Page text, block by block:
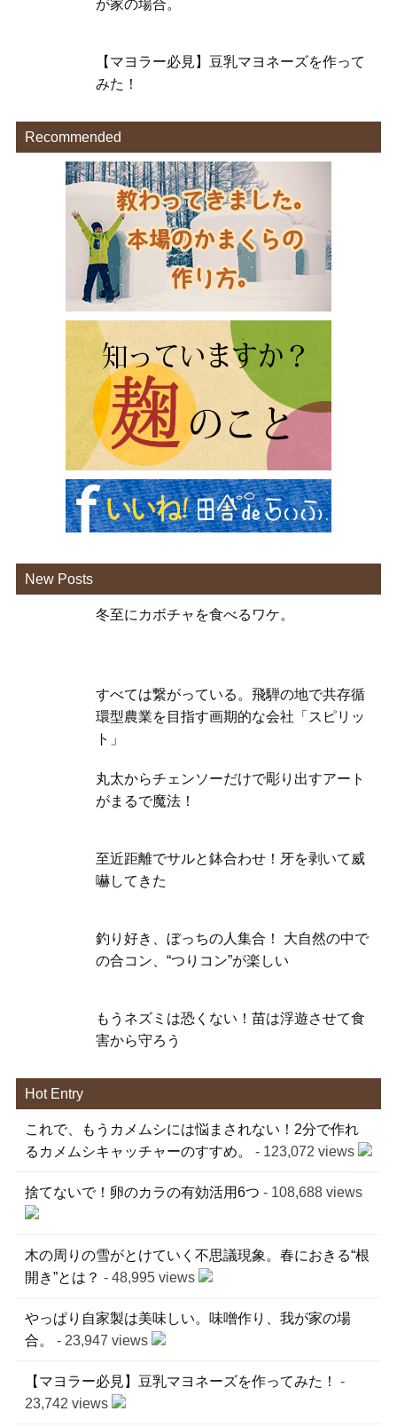
が家の場合。
【マヨラー必見】豆乳マヨネーズを作って
みた！
Recommended
New Posts
冬至にカボチャを食べるワケ。
すべては繋がっている。飛騨の地で共存循
環型農業を目指す画期的な会社「スピリッ
ト」
丸太からチェンソーだけで彫り出すアート
がまるで魔法！
至近距離でサルと鉢合わせ！牙を剥いて威
嚇してきた
釣り好き、ぼっちの人集合！ 大自然の中で
の合コン、“つりコン”が楽しい
もうネズミは恐くない！苗は浮遊させて食
害から守ろう
Hot Entry
これで、もうカメムシには悩まされない！2分で作れ
るカメムシキャッチャーのすすめ。
- 123,072 views
捨てないで！卵のカラの有効活用6つ - 108,688 views
木の周りの雪がとけていく不思議現象。春におきる“根
開き”とは？ - 48,995 views
やっぱり自家製は美味しい。味噌作り、我が家の場
合。
- 23,947 views
【マヨラー必見】豆乳マヨネーズを作ってみた！
-
23,742 views